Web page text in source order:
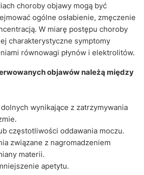
choroby objawy mogą być
ogólne osłabienie, zmęczenie
W miarę postępu choroby
charakterystyczne symptomy
równowagi płynów i elektrolitów.
objawów należą między
wynikające z zatrzymywania
częstotliwości oddawania moczu.
związane z nagromadzeniem
materii.
apetytu.